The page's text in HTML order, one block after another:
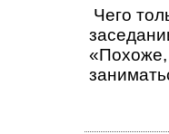
Чего
«Похоже,